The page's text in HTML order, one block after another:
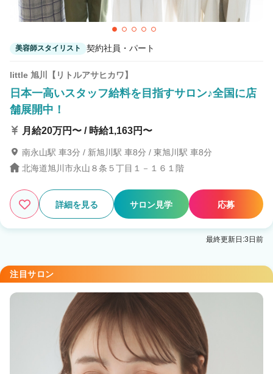
美容師スタイリスト 契約社員・パート
little 旭川【リトルアサヒカワ】
日本一高いスタッフ給料を目指すサロン♪全国に店
舗展開中！
月給20万円〜 / 時給1,163円〜
南永山駅 車3分 / 新旭川駅 車8分 / 東旭川駅 車8分
北海道旭川市永山８条５丁目１－１６１階
詳細を見る サロン見学 応募
最終更新日:3日前
注目サロン